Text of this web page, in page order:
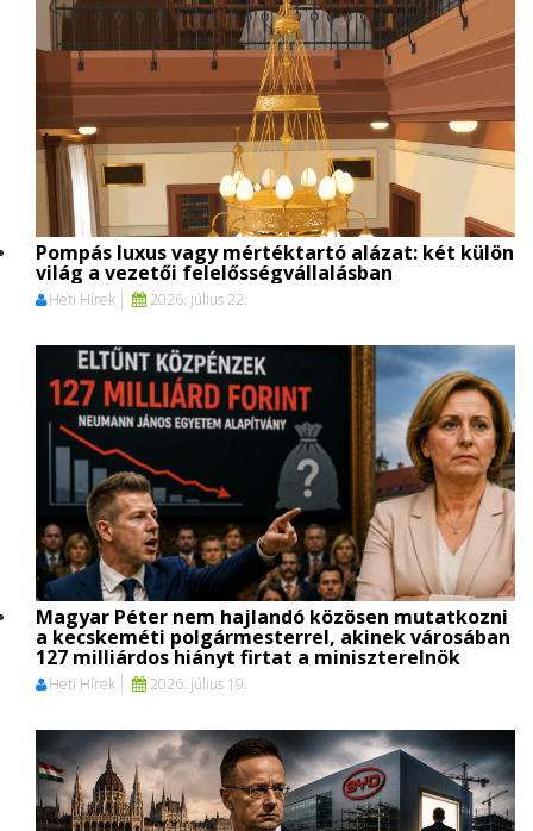
Pompás luxus vagy mértéktartó alázat: két külön
világ a vezetői felelősségvállalásban
Heti Hírek 2026. július 22.
Magyar Péter nem hajlandó közösen mutatkozni
a kecskeméti polgármesterrel, akinek városában
127 milliárdos hiányt firtat a miniszterelnök
Heti Hírek 2026. július 19.